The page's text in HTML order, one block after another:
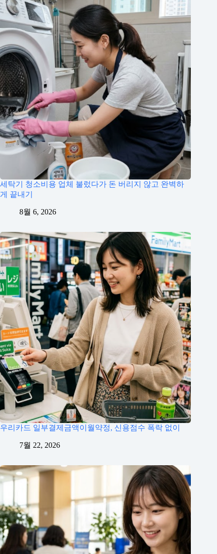
세탁기 청소비용 업체 불렀다가 돈 버리지 않고 완벽하
게 끝내기
8월 6, 2026
우리카드 일부결제금액이월약정, 신용점수 폭락 없이
7월 22, 2026